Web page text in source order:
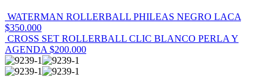
WATERMAN ROLLERBALL PHILEAS NEGRO LACA
$350.000
CROSS SET ROLLERBALL CLIC BLANCO PERLA Y
AGENDA $200.000